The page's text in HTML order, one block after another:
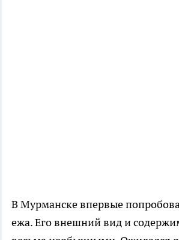
В Мурманске впервые
ежа. Его внешний вид и